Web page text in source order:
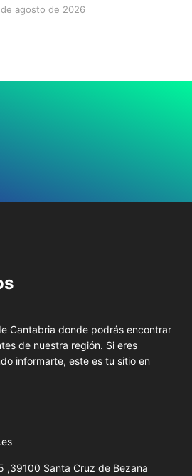
agosto de 2026
Cantabria donde podrás encontrar
de nuestra región. Si eres
informarte, este es tu sitio en
,39100 Santa Cruz de Bezana